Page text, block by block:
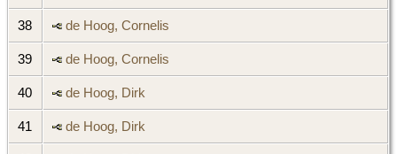
38 de Hoog, Cornelis
39 de Hoog, Cornelis
40 de Hoog, Dirk
41 de Hoog, Dirk